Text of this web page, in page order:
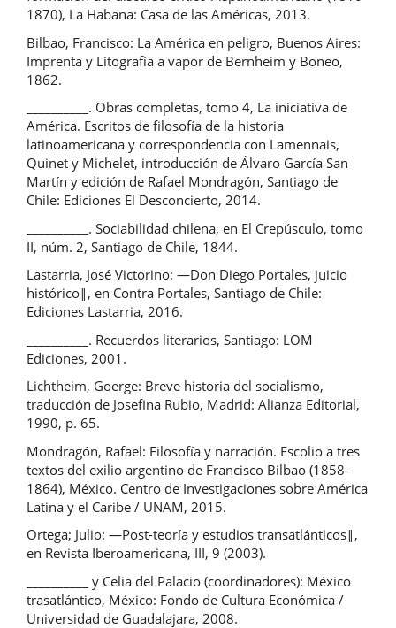
1870), La Habana: Casa de las Américas, 2013.
Bilbao, Francisco: La América en peligro, Buenos Aires:
Imprenta y Litografía a vapor de Bernheim y Boneo,
1862.
__________. Obras completas, tomo 4, La iniciativa de
América. Escritos de filosofía de la historia
latinoamericana y correspondencia con Lamennais,
Quinet y Michelet, introducción de Álvaro García San
Martín y edición de Rafael Mondragón, Santiago de
Chile: Ediciones El Desconcierto, 2014.
__________. Sociabilidad chilena, en El Crepúsculo, tomo
II, núm. 2, Santiago de Chile, 1844.
Lastarria, José Victorino: ―Don Diego Portales, juicio
histórico‖, en Contra Portales, Santiago de Chile:
Ediciones Lastarria, 2016.
__________. Recuerdos literarios, Santiago: LOM
Ediciones, 2001.
Lichtheim, Goerge: Breve historia del socialismo,
traducción de Josefina Rubio, Madrid: Alianza Editorial,
1990, p. 65.
Mondragón, Rafael: Filosofía y narración. Escolio a tres
textos del exilio argentino de Francisco Bilbao (1858-
1864), México. Centro de Investigaciones sobre América
Latina y el Caribe / UNAM, 2015.
Ortega; Julio: ―Post-teoría y estudios transatlánticos‖,
en Revista Iberoamericana, III, 9 (2003).
__________ y Celia del Palacio (coordinadores): México
trasatlántico, México: Fondo de Cultura Económica /
Universidad de Guadalajara, 2008.